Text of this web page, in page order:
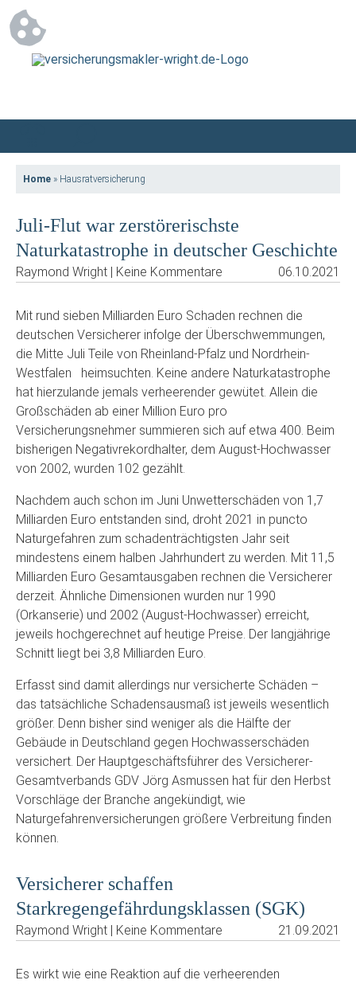
Home » Hausratversicherung
Juli-Flut war zerstörerischste
Naturkatastrophe in deutscher Geschichte
Raymond Wright | Keine Kommentare 06.10.2021
Mit rund sieben Milliarden Euro Schaden rechnen die
deutschen Versicherer infolge der Überschwemmungen,
die Mitte Juli Teile von Rheinland-Pfalz und Nordrhein-
Westfalen heimsuchten. Keine andere Naturkatastrophe
hat hierzulande jemals verheerender gewütet. Allein die
Großschäden ab einer Million Euro pro
Versicherungsnehmer summieren sich auf etwa 400. Beim
bisherigen Negativrekordhalter, dem August-Hochwasser
von 2002, wurden 102 gezählt.
Nachdem auch schon im Juni Unwetterschäden von 1,7
Milliarden Euro entstanden sind, droht 2021 in puncto
Naturgefahren zum schadenträchtigsten Jahr seit
mindestens einem halben Jahrhundert zu werden. Mit 11,5
Milliarden Euro Gesamtausgaben rechnen die Versicherer
derzeit. Ähnliche Dimensionen wurden nur 1990
(Orkanserie) und 2002 (August-Hochwasser) erreicht,
jeweils hochgerechnet auf heutige Preise. Der langjährige
Schnitt liegt bei 3,8 Milliarden Euro.
Erfasst sind damit allerdings nur versicherte Schäden –
das tatsächliche Schadensausmaß ist jeweils wesentlich
größer. Denn bisher sind weniger als die Hälfte der
Gebäude in Deutschland gegen Hochwasserschäden
versichert. Der Hauptgeschäftsführer des Versicherer-
Gesamtverbands GDV Jörg Asmussen hat für den Herbst
Vorschläge der Branche angekündigt, wie
Naturgefahrenversicherungen größere Verbreitung finden
können.
Versicherer schaffen
Starkregengefährdungsklassen (SGK)
Raymond Wright | Keine Kommentare 21.09.2021
Es wirkt wie eine Reaktion auf die verheerenden